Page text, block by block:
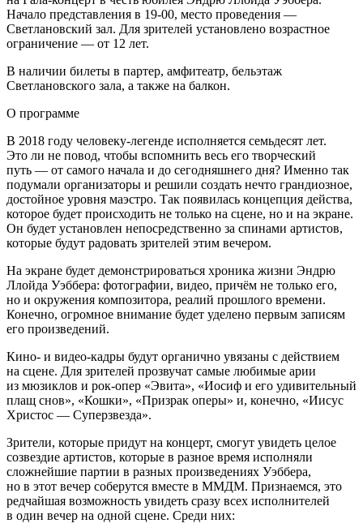
Начало представления в 19-00, место проведения —
Светлановский зал. Для зрителей установлено возрастное
ограничение — от 12 лет.
В наличии билеты в партер, амфитеатр, бельэтаж
Светлановского зала, а также на балкон.
О программе
В 2018 году человеку-легенде исполняется семьдесят лет.
Это ли не повод, чтобы вспомнить весь его творческий
путь — от самого начала и до сегодняшнего дня? Именно так
подумали организаторы и решили создать нечто грандиозное,
достойное уровня маэстро. Так появилась концепция действа,
которое будет происходить не только на сцене, но и на экране.
Он будет установлен непосредственно за спинами артистов,
которые будут радовать зрителей этим вечером.
На экране будет демонстрироваться хроника жизни Эндрю
Ллойда Уэббера: фотографии, видео, причём не только его,
но и окружения композитора, реалий прошлого времени.
Конечно, огромное внимание будет уделено первым записям
его произведений.
Кино- и видео-кадры будут органично увязаны с действием
на сцене. Для зрителей прозвучат самые любимые арии
из мюзиклов и рок-опер «Эвита», «Иосиф и его удивительный
плащ снов», «Кошки», «Призрак оперы» и, конечно, «Иисус
Христос — Суперзвезда».
Зрители, которые придут на концерт, смогут увидеть целое
созвездие артистов, которые в разное время исполняли
сложнейшие партии в разных произведениях Уэббера,
но в этот вечер соберутся вместе в ММДМ. Признаемся, это
редчайшая возможность увидеть сразу всех исполнителей
в один вечер на одной сцене. Среди них: